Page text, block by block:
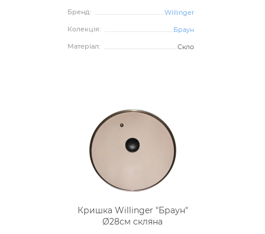
Бренд:
Willinger
Колекція:
Браун
Матеріал:
Скло
Кришка Willinger "Браун"
Ø28см скляна